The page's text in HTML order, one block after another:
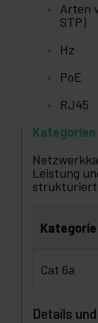
Arten
STP)
Hz
PoE
RJ45
Leistung
Kategorie
Cat 6a
Details